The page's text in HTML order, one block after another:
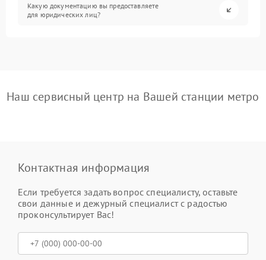
Какую документацию вы предоставляете
для юридических лиц?
Наш сервисный центр на Вашей станции метро
Контактная информация
Если требуется задать вопрос специалисту, оставьте
свои данные и дежурный специалист с радостью
проконсультирует Вас!